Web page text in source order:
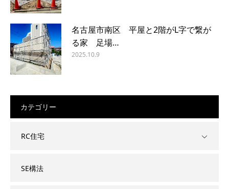
名古屋市南区 平屋と2階がL字で繋が
る家 足場…
2025.10.9
カテゴリー
RC住宅
SE構法